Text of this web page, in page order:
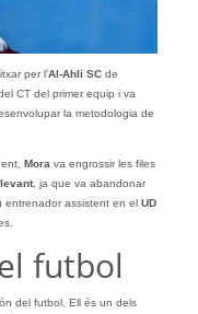
per l’Al-Ahli SC de
CT del primer equip i va
la metodologia de
Mora va engrossir les files
, ja que va abandonar
assistent en el UD
futbol
del futbol. Ell és un dels